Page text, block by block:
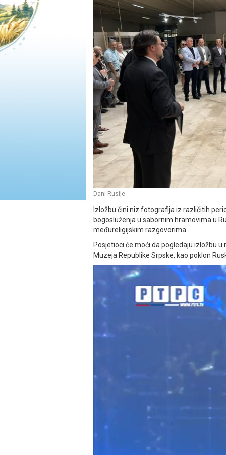
Dani Rusije
Izložbu čini niz fotografija iz različitih
bogosluženja u sabornim hramovima u
međureligijskim razgovorima.
Posjetioci će moći da pogledaju izložbu
Muzeja Republike Srpske, kao poklon